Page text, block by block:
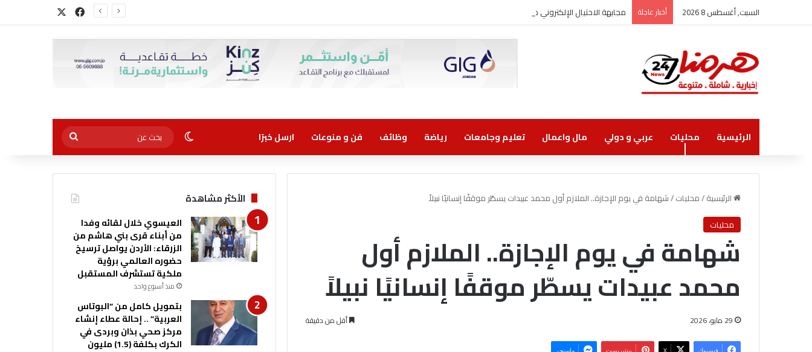
السبت, أغسطس 8 2026 أخبار عاجلة مجابهة الاحتيال الإلكتروني مسؤولية مشتركة فيسبوك
الرئيسية محليات عربي و دولي مال واعمال تعليم وجامعات رياضة وظائف فن و منوعات ارسل خبرًا الوضع المظلم
بحث
عن
الرئيسية/محليات/شهامة في يوم الإجازة.. الملازم أول محمد عبيدات يسطّر موقفًا إنسانيًا نبيلاً
محليات
شهامة في يوم الإجازة.. الملازم أول
محمد عبيدات يسطّر موقفًا إنسانيًا نبيلاً
29 مايو، 2026 أقل من دقيقة
فيسبوك ‫X بينتيريست ماسنجر
الأكثر مشاهدة
العيسوي خلال لقائه وفدا
من أبناء قرى بني هاشم من
الزرقاء: الأردن يواصل ترسيخ
حضوره العالمي برؤية
ملكية تستشرف المستقبل
منذ أسبوع واحد
بتمويل كامل من “البوتاس
العربية” .. إحالة عطاء إنشاء
مركز صحي بذان وبردى في
الكرك بكلفة (1.5) مليون